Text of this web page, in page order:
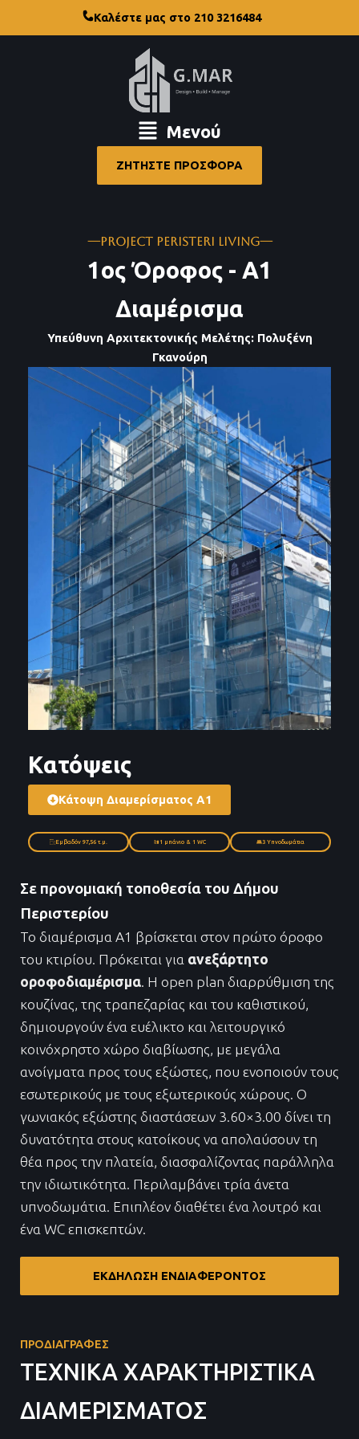
Καλέστε μας στο 210 3216484
Main
Menu
Μενού
ΖΗΤΗΣΤΕ ΠΡΟΣΦΟΡΑ
---PROJECT PERISTERI LIVING---
1ος Όροφος - Α1
Διαμέρισμα
Υπεύθυνη Αρχιτεκτονικής Μελέτης: Πολυξένη
Γκανούρη
Κατόψεις
Κάτοψη Διαμερίσματος A1
Εμβαδόν 97,56 τ.μ. 1 μπάνιο & 1 WC 3 Υπνοδωμάτια
Σε προνομιακή τοποθεσία του Δήμου
Περιστερίου
Το διαμέρισμα Α1 βρίσκεται στον πρώτο όροφο
του κτιρίου. Πρόκειται για ανεξάρτητο
οροφοδιαμέρισμα. Η οpen plan διαρρύθμιση της
κουζίνας, της τραπεζαρίας και του καθιστικού,
δημιουργούν ένα ευέλικτο και λειτουργικό
κοινόχρηστο χώρο διαβίωσης, με μεγάλα
ανοίγματα προς τους εξώστες, που ενοποιούν τους
εσωτερικούς με τους εξωτερικούς χώρους. Ο
γωνιακός εξώστης διαστάσεων 3.60×3.00 δίνει τη
δυνατότητα στους κατοίκους να απολαύσουν τη
θέα προς την πλατεία, διασφαλίζοντας παράλληλα
την ιδιωτικότητα. Περιλαμβάνει τρία άνετα
υπνοδωμάτια. Επιπλέον διαθέτει ένα λουτρό και
ένα WC επισκεπτών.
ΕΚΔΗΛΩΣΗ ΕΝΔΙΑΦΕΡΟΝΤΟΣ
ΠΡΟΔΙΑΓΡΑΦΕΣ
ΤΕΧΝΙΚΑ ΧΑΡΑΚΤΗΡΙΣΤΙΚΑ
ΔΙΑΜΕΡΙΣΜΑΤΟΣ